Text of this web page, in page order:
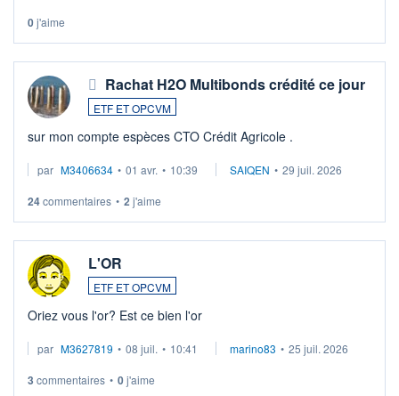
0j'aime
Rachat H2O Multibonds crédité ce jour
ETF ET OPCVM
sur mon compte espèces CTO Crédit Agricole .
par M3406634 • 01 avr. • 10:39 SAIQEN • 29 juil. 2026
24commentaires • 2 j'aime
L'OR
ETF ET OPCVM
Oriez vous l'or? Est ce bien l'or
par M3627819 • 08 juil. • 10:41 marino83 • 25 juil. 2026
3 commentaires • 0j'aime